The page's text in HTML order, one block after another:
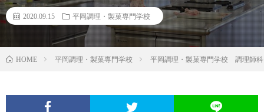
2020.09.15 平岡調理・製菓専門学校
HOME 平岡調理・製菓専門学校 平岡調理・製菓専門学校 調理師